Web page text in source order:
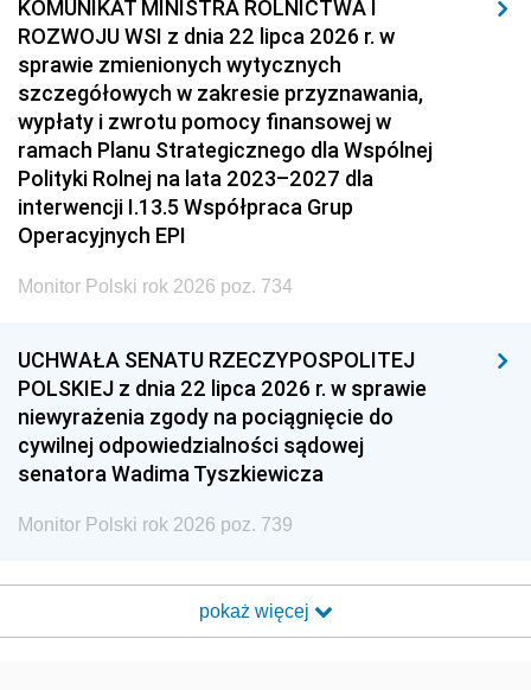
KOMUNIKAT MINISTRA ROLNICTWA I
ROZWOJU WSI z dnia 22 lipca 2026 r. w
sprawie zmienionych wytycznych
szczegółowych w zakresie przyznawania,
wypłaty i zwrotu pomocy finansowej w
ramach Planu Strategicznego dla Wspólnej
Polityki Rolnej na lata 2023–2027 dla
interwencji I.13.5 Współpraca Grup
Operacyjnych EPI
Monitor Polski rok 2026 poz. 734
UCHWAŁA SENATU RZECZYPOSPOLITEJ
POLSKIEJ z dnia 22 lipca 2026 r. w sprawie
niewyrażenia zgody na pociągnięcie do
cywilnej odpowiedzialności sądowej
senatora Wadima Tyszkiewicza
Monitor Polski rok 2026 poz. 739
pokaż więcej